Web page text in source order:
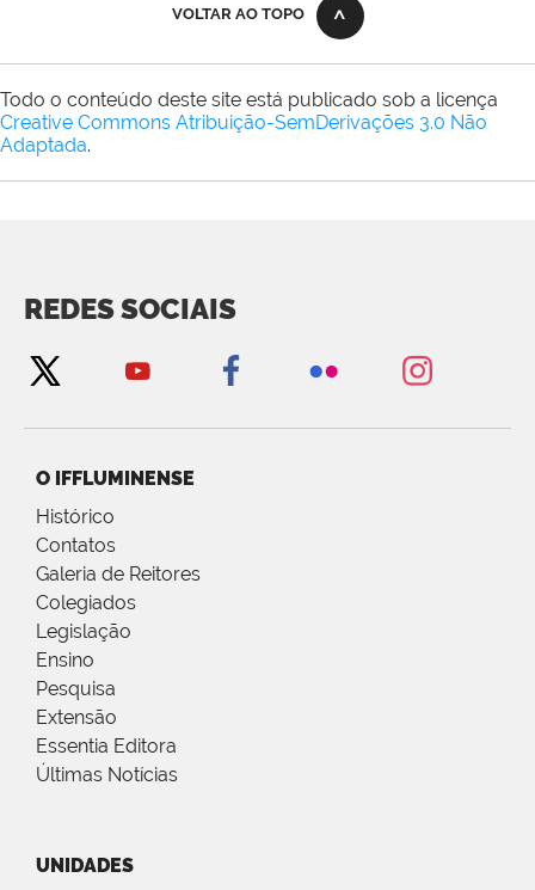
VOLTAR AO TOPO
Todo o conteúdo deste site está publicado sob a licença
Creative Commons Atribuição-SemDerivações 3.0 Não
Adaptada.
REDES SOCIAIS
O IFFLUMINENSE
Histórico
Contatos
Galeria de Reitores
Colegiados
Legislação
Ensino
Pesquisa
Extensão
Essentia Editora
Últimas Notícias
UNIDADES